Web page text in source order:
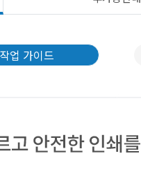
작업 가이드